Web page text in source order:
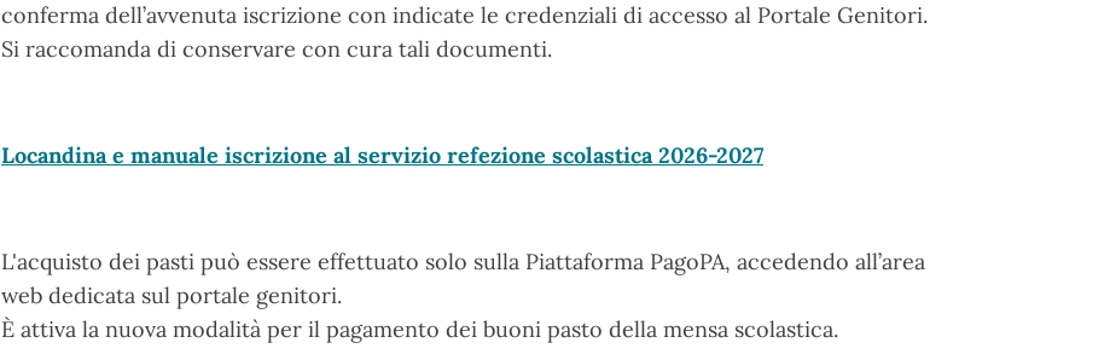
conferma dell’avvenuta iscrizione con indicate le credenziali di accesso al Portale Genitori.
Si raccomanda di conservare con cura tali documenti.
Locandina e manuale iscrizione al servizio refezione scolastica 2026-2027
L'acquisto dei pasti può essere effettuato solo sulla Piattaforma PagoPA, accedendo all’area
web dedicata sul portale genitori.
È attiva la nuova modalità per il pagamento dei buoni pasto della mensa scolastica.